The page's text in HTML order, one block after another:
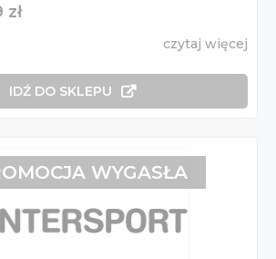
czytaj więcej
IDŹ DO SKLEPU
WYGASŁA